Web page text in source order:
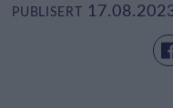
PUBLISERT